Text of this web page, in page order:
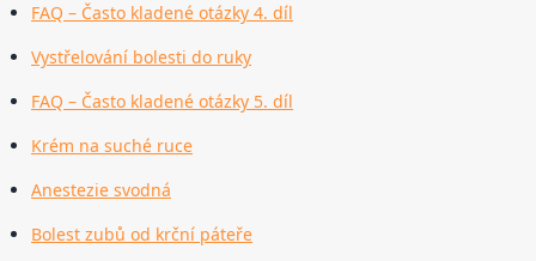
FAQ – Často kladené otázky 4. díl
Vystřelování bolesti do ruky
FAQ – Často kladené otázky 5. díl
Krém na suché ruce
Anestezie svodná
Bolest zubů od krční páteře